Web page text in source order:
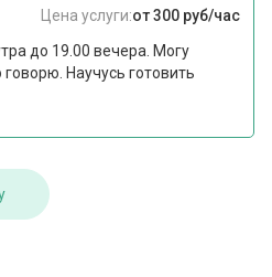
Цена услуги:от 300 руб/час
до 19.00 вечера. Могу
Научусь готовить